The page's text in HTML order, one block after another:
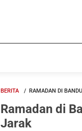
BERITA RAMADAN DI
Ramadan di
Jarak